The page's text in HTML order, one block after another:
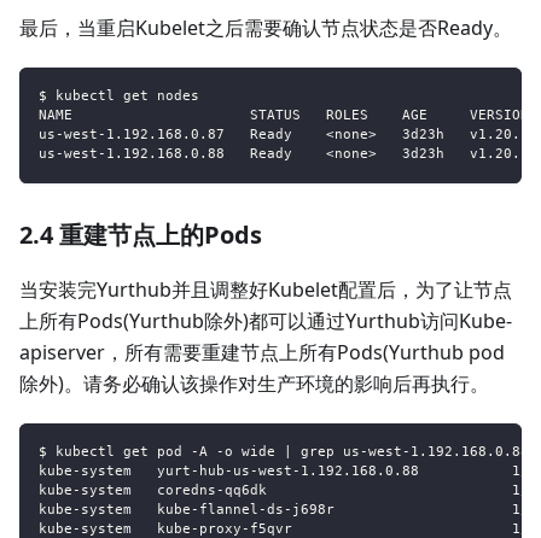
最后，当重启Kubelet之后需要确认节点状态是否Ready。
$ kubectl get nodes
NAME                     STATUS   ROLES    AGE     VERSION
us-west-1.192.168.0.87   Ready    <none>   3d23h   v1.20.11
us-west-1.192.168.0.88   Ready    <none>   3d23h   v1.20.11
2.4 重建节点上的Pods
当安装完Yurthub并且调整好Kubelet配置后，为了让节点
上所有Pods(Yurthub除外)都可以通过Yurthub访问Kube-
apiserver，所有需要重建节点上所有Pods(Yurthub pod
除外)。请务必确认该操作对生产环境的影响后再执行。
$ kubectl get pod -A -o wide | grep us-west-1.192.168.0.88
kube-system   yurt-hub-us-west-1.192.168.0.88
kube-system   coredns-qq6dk                             1/1
kube-system   kube-flannel-ds-j698r                     1/1
kube-system   kube-proxy-f5qvr                          1/1